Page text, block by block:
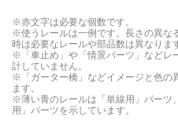
直線レールから分かれる
ルは曲線レール１本と同
※赤文字は必要な個数です。
※使うレールは一例です。長さの異な
時は必要なレールや部品数は異なりま
※「車止め」や「情景パーツ」などレ
計していません。
※「ガーター橋」などイメージと色の
ます。
※薄い青のレールは「単線用」パーツ
用」パーツを示しています。